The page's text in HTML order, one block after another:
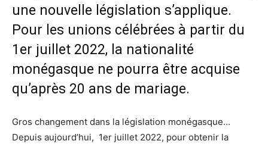
une nouvelle législation s’applique.
Pour les unions célébrées à partir du
1er juillet 2022, la nationalité
monégasque ne pourra être acquise
qu’après 20 ans de mariage.
Gros changement dans la législation monégasque…
Depuis aujourd’hui, 1er juillet 2022, pour obtenir la